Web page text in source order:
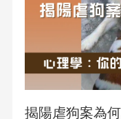
揭陽虐狗案為